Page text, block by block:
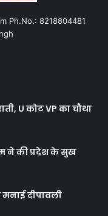
Ph.No.: 8218804481
U कोट VP का चौथा
ने की प्रदेश के सुख
दीपावली